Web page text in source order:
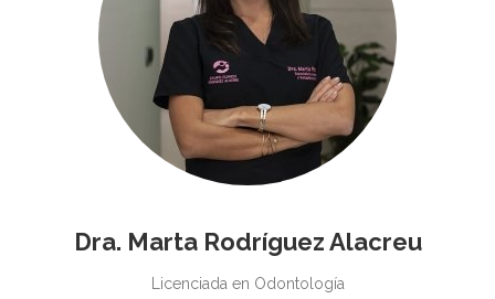
Dra. Marta Rodríguez Alacreu
Licenciada en Odontología